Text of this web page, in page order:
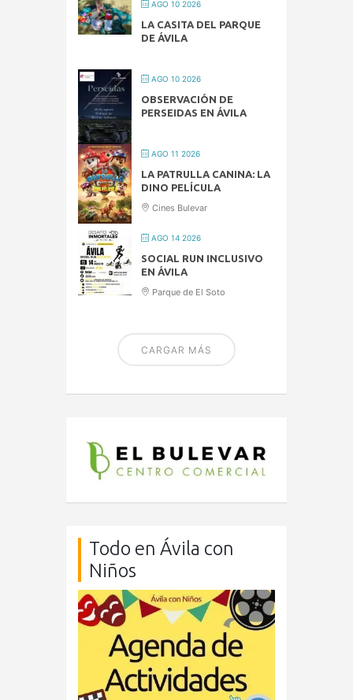
AGO 10 2026
LA CASITA DEL PARQUE
DE ÁVILA
AGO 10 2026
OBSERVACIÓN DE
PERSEIDAS EN ÁVILA
AGO 11 2026
LA PATRULLA CANINA: LA
DINO PELÍCULA
Cines Bulevar
AGO 14 2026
SOCIAL RUN INCLUSIVO
EN ÁVILA
Parque de El Soto
CARGAR MÁS
Todo en Ávila con
Niños